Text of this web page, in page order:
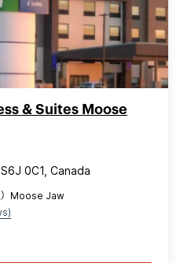
& Suites Moose
0C1, Canada
）Moose Jaw